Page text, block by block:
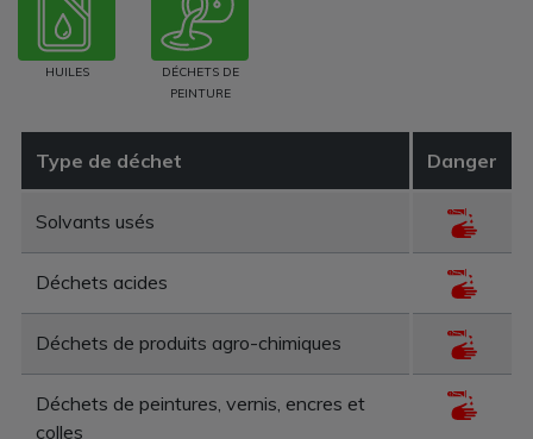
HUILES
DÉCHETS DE
PEINTURE
Type de déchet Danger
Solvants usés
Déchets acides
Déchets de produits agro-chimiques
Déchets de peintures, vernis, encres et
colles